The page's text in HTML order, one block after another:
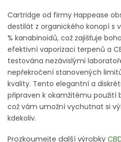
Cartridge od firmy Happease
destilát z organického konopí s
% kanabinoidů, což zajišťuje
efektivní vaporizaci terpenů a
testována nezávislými
nepřekročení stanovených
kvality. Tento elegantní a
připraven k okamžitému použití
což vám umožní vychutnat si
kdekoliv.
Prozkoumejte další výrobky